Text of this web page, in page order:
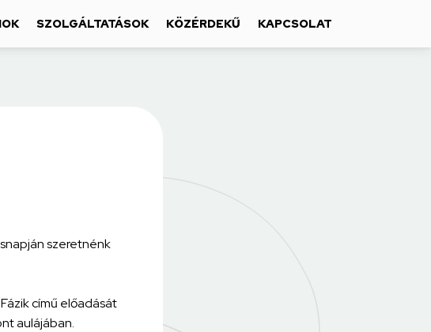
SZOLGÁLTATÁSOK KÖZÉRDEKŰ KAPCSOLAT
szeretnénk
Fázik című előadását
aulájában.